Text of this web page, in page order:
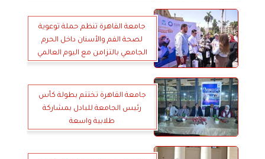
جامعة القاهرة تنظم حملة توعوية
لصحة الفم والأسنان داخل الحرم
الجامعي بالتزامن مع اليوم العالمي
جامعة القاهرة تختتم بطولة كأس
رئيس الجامعة للبادل بمشاركة
طلابية واسعة